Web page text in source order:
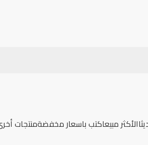
الأكثر مبيعاكتب باسعار مخفضةمنتجات